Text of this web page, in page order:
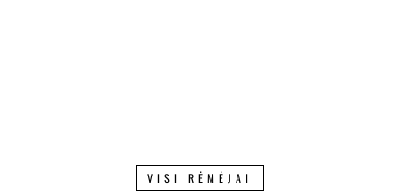
VISI RĖMĖJAI